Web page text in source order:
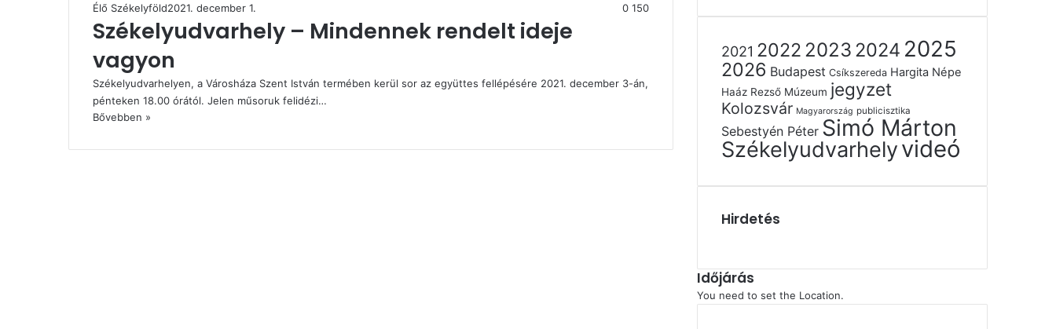
Élő Székelyföld2021. december 1. 0 150
Székelyudvarhely – Mindennek rendelt ideje
vagyon
Székelyudvarhelyen, a Városháza Szent István termében kerül sor az együttes fellépésére 2021. december 3-án,
pénteken 18.00 órától. Jelen műsoruk felidézi…
Bővebben »
2021 2022 2023 2024 2025
2026 Budapest Csíkszereda Hargita Népe
Haáz Rezső Múzeum jegyzet
Kolozsvár Magyarország publicisztika
Sebestyén Péter Simó Márton
Székelyudvarhelyvideó
Hirdetés
Időjárás
You need to set the Location.